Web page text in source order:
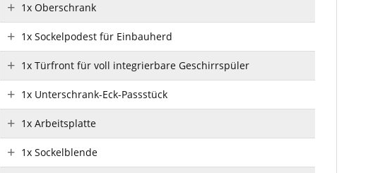
1x Oberschrank
1x Sockelpodest für Einbauherd
1x Türfront für voll integrierbare Geschirrspüler
1x Unterschrank-Eck-Passstück
1x Arbeitsplatte
1x Sockelblende